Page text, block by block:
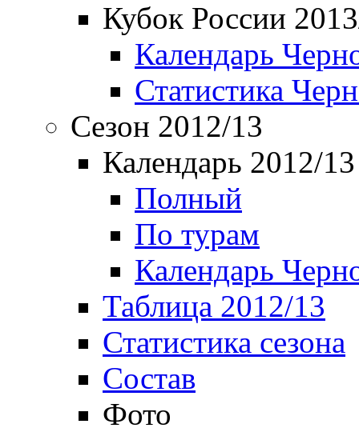
Кубок России
Календарь
Статистика
Сезон 2012/13
Календарь 2012/13
Полный
По турам
Календарь
Таблица 2012/13
Статистика сезона
Состав
Фото